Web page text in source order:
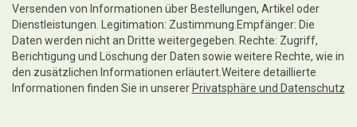
Versenden von Informationen über Bestellungen, Artikel oder
Dienstleistungen. Legitimation: Zustimmung.Empfänger: Die
Daten werden nicht an Dritte weitergegeben. Rechte: Zugriff,
Berichtigung und Löschung der Daten sowie weitere Rechte, wie in
den zusätzlichen Informationen erläutert.Weitere detaillierte
Informationen finden Sie in unserer Privatsphäre und Datenschutz